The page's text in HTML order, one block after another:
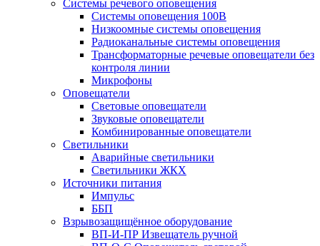
Системы речевого оповещения
Системы оповещения 100В
Низкоомные системы оповещения
Радиоканальные системы оповещения
Трансформаторные речевые оповещатели без
контроля линии
Микрофоны
Оповещатели
Световые оповещатели
Звуковые оповещатели
Комбинированные оповещатели
Светильники
Аварийные светильники
Светильники ЖКХ
Источники питания
Импульс
ББП
Взрывозащищённое оборудование
ВП-И-ПР Извещатель ручной